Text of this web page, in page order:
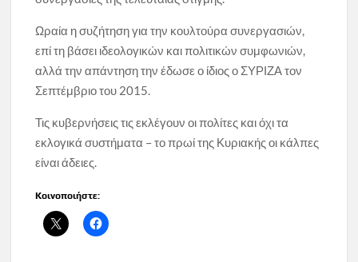
Ωραία η συζήτηση για την κουλτούρα συνεργασιών,
επί τη βάσει ιδεολογικών και πολιτικών συμφωνιών,
αλλά την απάντηση την έδωσε ο ίδιος ο ΣΥΡΙΖΑ τον
Σεπτέμβριο του 2015.
Τις κυβερνήσεις τις εκλέγουν οι πολίτες και όχι τα
εκλογικά συστήματα – το πρωί της Κυριακής οι κάλπες
είναι άδειες.
Κοινοποιήστε: